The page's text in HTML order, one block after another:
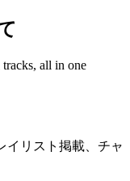
all in one
イリスト掲載、チャ